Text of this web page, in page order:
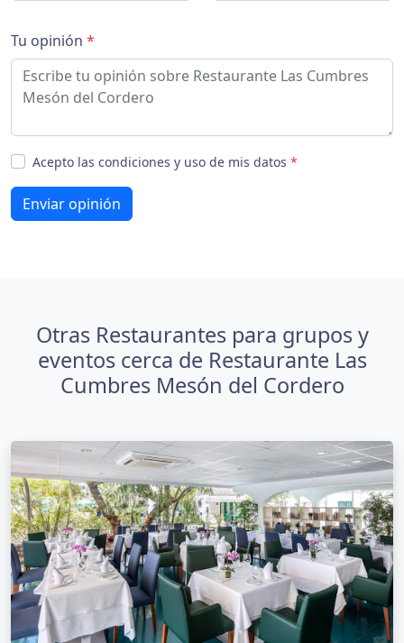
Tu opinión *
Acepto las condiciones y uso de mis datos *
Enviar opinión
Otras Restaurantes para grupos y
eventos cerca de Restaurante Las
Cumbres Mesón del Cordero